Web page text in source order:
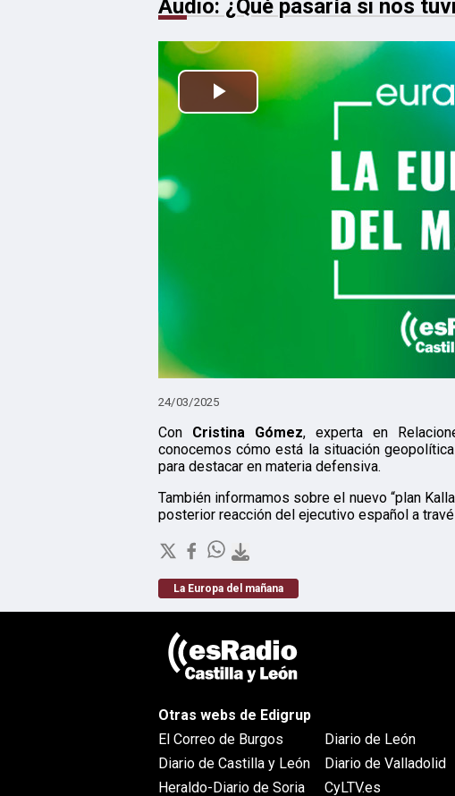
Audio: ¿Qué pasaría si nos
Reproducir
24/03/2025
Con Cristina Gómez, experta en
conocemos cómo está la situación
para destacar en materia defensiva.
También informamos sobre el nuevo “plan
posterior reacción del ejecutivo español a
La Europa del mañana
Otras webs de Edigrup
El Correo de Burgos
Diario de Castilla y León
Heraldo-Diario de Soria
Diario de León
Diario de Valladolid
CyLTV.es